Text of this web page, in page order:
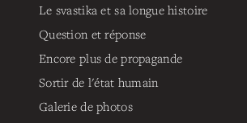
Le svastika et sa longue histoire
Question et réponse
Encore plus de propagande
Sortir de l'état humain
Galerie de photos